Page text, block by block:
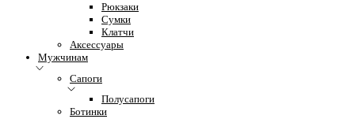
Рюкзаки
Сумки
Клатчи
Аксессуары
Мужчинам
Сапоги
Полусапоги
Ботинки